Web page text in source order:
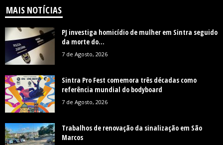
MAIS NOTÍCIAS
PJ investiga homicídio de mulher em Sintra seguido
da morte do...
7 de Agosto, 2026
Sintra Pro Fest comemora três décadas como
referência mundial do bodyboard
7 de Agosto, 2026
Trabalhos de renovação da sinalização em São
Marcos